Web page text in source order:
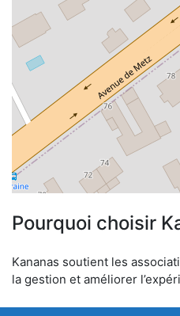
Pourquoi choisir
Kananas soutient les
la gestion et améliorer